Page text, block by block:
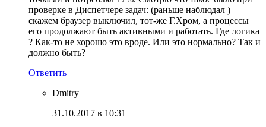
проверке в Диспетчере задач: (раньше наблюдал )
скажем браузер выключил, тот-же Г.Хром, а процессы
его продолжают быть активными и работать. Где логика
? Как-то не хорошо это вроде. Или это нормально? Так и
должно быть?
Ответить
Dmitry
31.10.2017 в 10:31